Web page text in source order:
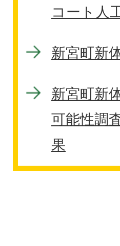
コート人
新宮町新
新宮町新
可能性調
果